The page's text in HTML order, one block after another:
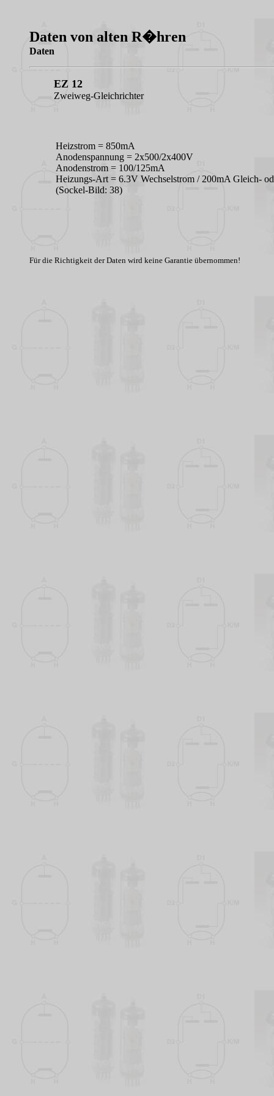
Daten von alten R�hren
Daten
EZ 12
Zweiweg-Gleichrichter
Heizstrom = 850mA
Anodenspannung = 2x500/2x400V
Anodenstrom = 100/125mA
Heizungs-Art = 6.3V Wechselstrom / 200mA Gleich-
(Sockel-Bild: 38)
Für die Richtigkeit der Daten wird keine Garantie übernommen!